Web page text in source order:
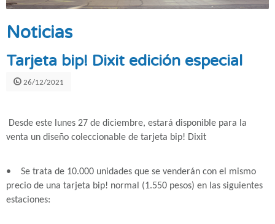
Noticias
Tarjeta bip! Dixit edición especial
26/12/2021
Desde este lunes 27 de diciembre, estará disponible para la
venta un diseño coleccionable de tarjeta bip! Dixit
• Se trata de 10.000 unidades que se venderán con el mismo
precio de una tarjeta bip! normal (1.550 pesos) en las siguientes
estaciones: